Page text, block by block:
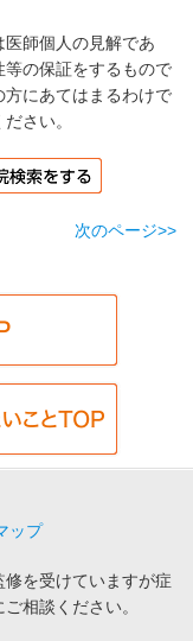
医師個人の見解であ
等の保証をするもので
にあてはまるわけで
さい。
次のページ>>
ップ
を受けていますが症
相談ください。